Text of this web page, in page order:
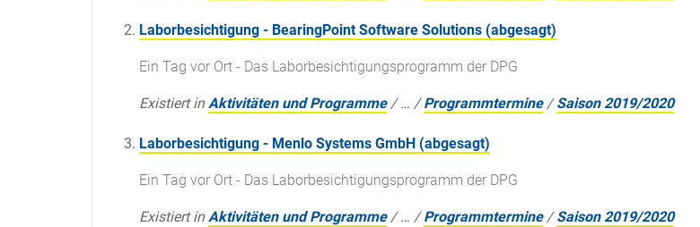
Laborbesichtigung - BearingPoint Software Solutions (abgesagt)
Ein Tag vor Ort - Das Laborbesichtigungsprogramm der DPG
Existiert in Aktivitäten und Programme /… /Programmtermine /Saison 2019/2020
Laborbesichtigung - Menlo Systems GmbH (abgesagt)
Ein Tag vor Ort - Das Laborbesichtigungsprogramm der DPG
Existiert in Aktivitäten und Programme /… /Programmtermine /Saison 2019/2020